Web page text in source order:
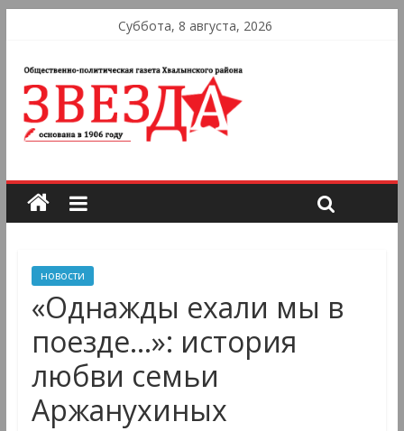
Суббота, 8 августа, 2026
новости
«Однажды ехали мы в
поезде…»: история
любви семьи
Аржанухиных